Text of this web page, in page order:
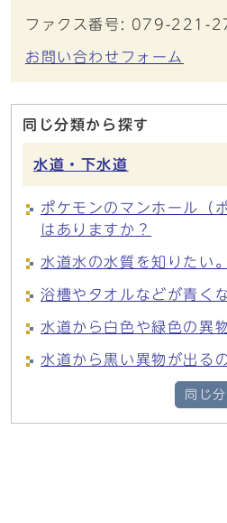
ファクス番号: 079-221-
お問い合わせフォーム
同じ分類から探す
水道・下水道
ポケモンのマンホール（
はありますか？
水道水の水質を知りたい。
浴槽やタオルなどが青く
水道から白色や緑色の異
水道から黒い異物が出る
同じ